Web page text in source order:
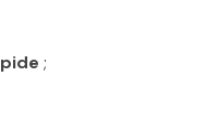
;